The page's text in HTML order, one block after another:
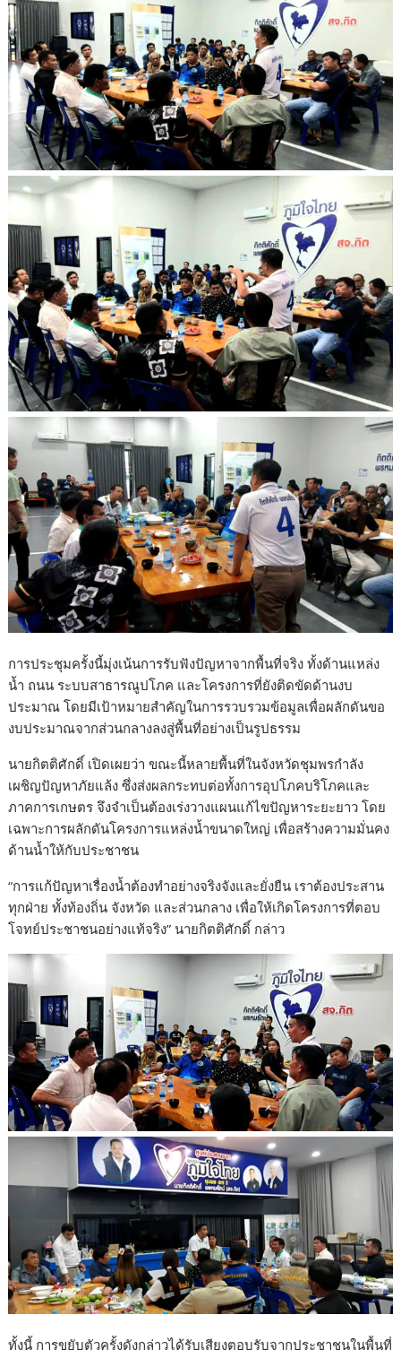
การประชุมครั้งนี้มุ่งเน้นการรับฟังปัญหาจากพื้นที่จริง ทั้งด้านแหล่ง
น้ำ ถนน ระบบสาธารณูปโภค และโครงการที่ยังติดขัดด้านงบ
ประมาณ โดยมีเป้าหมายสำคัญในการรวบรวมข้อมูลเพื่อผลักดันขอ
งบประมาณจากส่วนกลางลงสู่พื้นที่อย่างเป็นรูปธรรม
นายกิตติศักดิ์ เปิดเผยว่า ขณะนี้หลายพื้นที่ในจังหวัดชุมพรกำลัง
เผชิญปัญหาภัยแล้ง ซึ่งส่งผลกระทบต่อทั้งการอุปโภคบริโภคและ
ภาคการเกษตร จึงจำเป็นต้องเร่งวางแผนแก้ไขปัญหาระยะยาว โดย
เฉพาะการผลักดันโครงการแหล่งน้ำขนาดใหญ่ เพื่อสร้างความมั่นคง
ด้านน้ำให้กับประชาชน
“การแก้ปัญหาเรื่องน้ำต้องทำอย่างจริงจังและยั่งยืน เราต้องประสาน
ทุกฝ่าย ทั้งท้องถิ่น จังหวัด และส่วนกลาง เพื่อให้เกิดโครงการที่ตอบ
โจทย์ประชาชนอย่างแท้จริง” นายกิตติศักดิ์ กล่าว
ทั้งนี้ การขยับตัวครั้งดังกล่าวได้รับเสียงตอบรับจากประชาชนในพื้นที่